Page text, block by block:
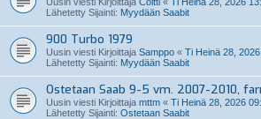
Lähetetty Sijainti: Myydään Saabit
900 Turbo 1979
Uusin viesti Kirjoittaja Samppo « Ti Heinä 28,
Lähetetty Sijainti: Myydään Saabit
Ostetaan Saab 9-5 vm. 2007-2010,
Uusin viesti Kirjoittaja mttm « Ti Heinä 28, 2026
Lähetetty Sijainti: Ostetaan Saabit